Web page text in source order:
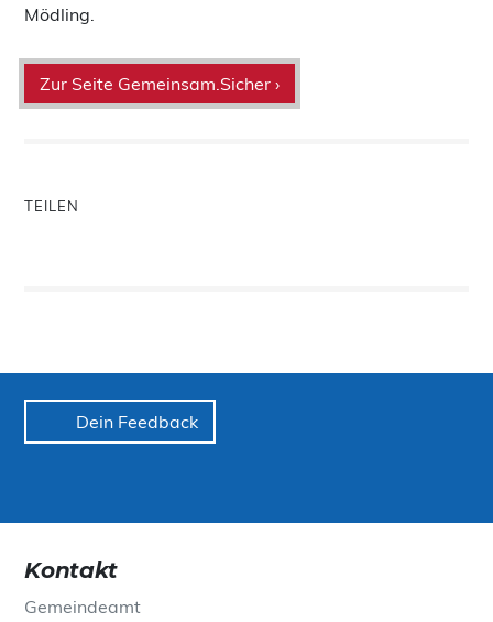
Mödling.
Zur Seite Gemeinsam.Sicher ›
TEILEN
Dein Feedback
Kontakt
Gemeindeamt